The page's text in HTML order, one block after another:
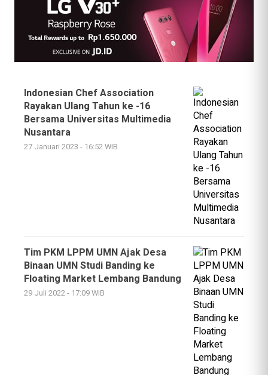
Indonesian Chef Association
Rayakan Ulang Tahun ke -16
Bersama Universitas Multimedia
Nusantara
27 Januari 2023 - 16:52 WIB
Tim PKM LPPM UMN Ajak Desa
Binaan UMN Studi Banding ke
Floating Market Lembang Bandung
29 Juli 2022 - 17:09 WIB